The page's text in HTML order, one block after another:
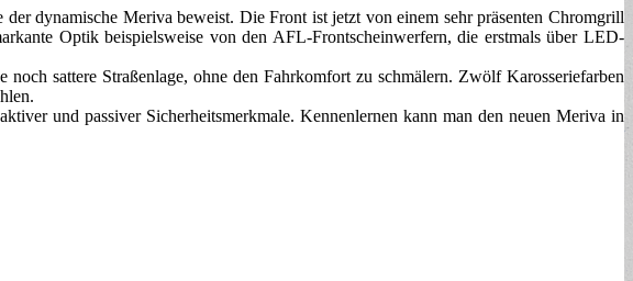
dynamische Meriva beweist. Die Front ist jetzt von einem sehr präsenten Chromgrill
Optik beispielsweise von den AFL-Frontscheinwerfern, die erstmals über LED-
sattere Straßenlage, ohne den Fahrkomfort zu schmälern. Zwölf Karosseriefarben
und passiver Sicherheitsmerkmale. Kennenlernen kann man den neuen Meriva in